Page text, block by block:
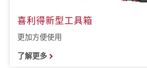
喜利得新型工具箱
更加方便使用
了解更多